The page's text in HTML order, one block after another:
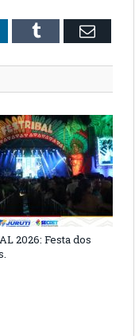
Tumblr Email
2026: Festa dos